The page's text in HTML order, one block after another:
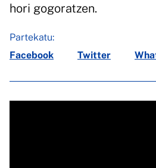
hori gogoratzen.
Partekatu:
Facebook
Twitter